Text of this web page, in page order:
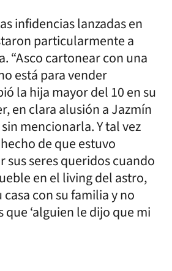
infidencias lanzadas en
particularmente a
“Asco cartonear con una
está para vender
la hija mayor del 10 en su
en clara alusión a Jazmín
mencionarla. Y tal vez
de que estuvo
sus seres queridos cuando
en el living del astro,
casa con su familia y no
‘alguien le dijo que mi